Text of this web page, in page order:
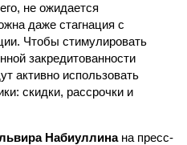
не ожидается
даже стагнация с
Чтобы стимулировать
закредитованности
активно использовать
скидки, рассрочки и
Набиуллинана пресс-